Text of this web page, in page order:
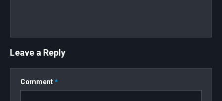
Leave a Reply
Comment*